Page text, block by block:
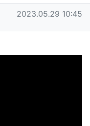
작성일
2023.05.29 10:45